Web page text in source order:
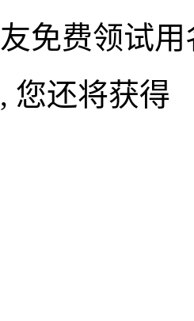
免费领试用
您还将获得